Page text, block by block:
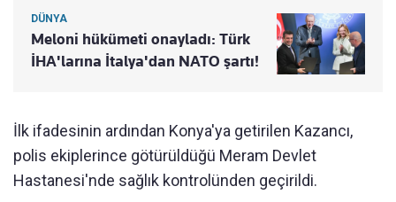
DÜNYA
Meloni hükümeti onayladı: Türk
İHA'larına İtalya'dan NATO şartı!
İlk ifadesinin ardından Konya'ya getirilen Kazancı,
polis ekiplerince götürüldüğü Meram Devlet
Hastanesi'nde sağlık kontrolünden geçirildi.